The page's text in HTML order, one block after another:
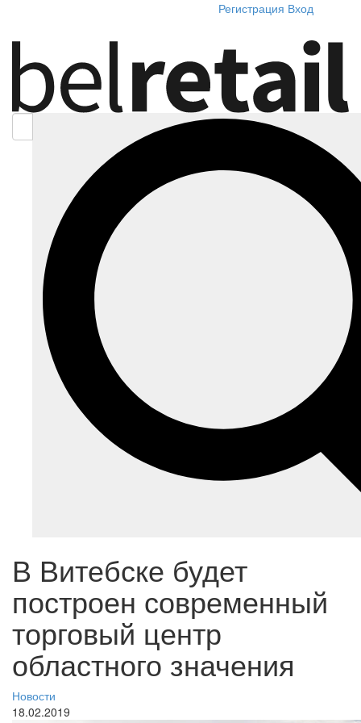
Регистрация Вход
В Витебске будет
построен современный
торговый центр
областного значения
Новости
18.02.2019